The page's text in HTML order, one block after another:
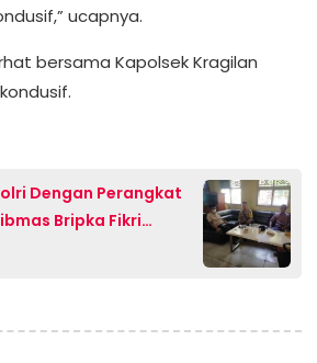
ucapnya.
bersama Kapolsek Kragilan
Dengan Perangkat
Bripka Fikri
Kantor Desa